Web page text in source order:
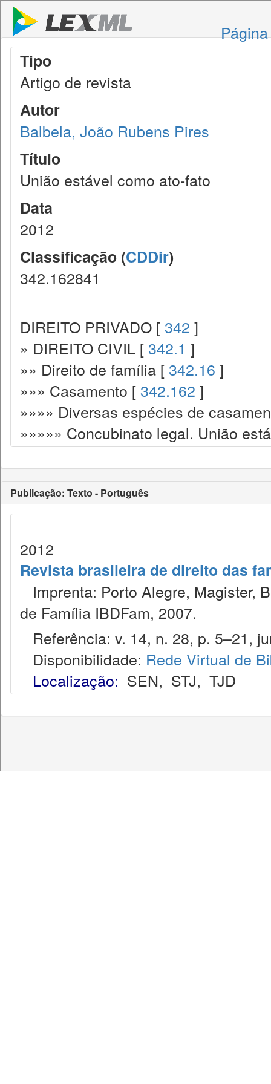
Tipo
Artigo de revista
Autor
Balbela, João Rubens Pires
Título
União estável como ato-fato
Data
2012
Classificação (CDDir)
342.162841
DIREITO PRIVADO [ 342 ]
» DIREITO CIVIL [ 342.1 ]
»» Direito de família [ 342.16 ]
»»» Casamento [ 342.162 ]
»»»» Diversas espécies de
»»»»» Concubinato legal. União
Publicação: Texto - Português
2012
Revista brasileira de direito das
Imprenta: Porto Alegre, Magister,
de Família IBDFam, 2007.
Referência: v. 14, n. 28, p. 5–21,
Disponibilidade: Rede Virtual de
Localização: SEN, STJ, TJD